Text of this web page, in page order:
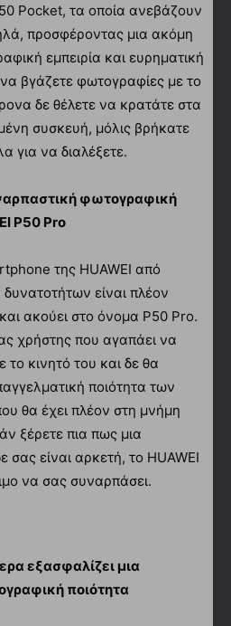
Pocket, τα οποία ανεβάζουν
προσφέροντας μια ακόμη
εμπειρία και ευρηματική
βγάζετε φωτογραφίες με το
δε θέλετε να κρατάτε στα
συσκευή, μόλις βρήκατε
για να διαλέξετε.
φωτογραφική
P50 Pro
της HUAWEI από
είναι πλέον
ακούει στο όνομα P50 Pro.
χρήστης που αγαπάει να
το κινητό του και δε θα
ποιότητα των
θα έχει πλέον στη μνήμη
ξέρετε πια πως μια
σας είναι αρκετή, το HUAWEI
να σας συναρπάσει.
εξασφαλίζει μια
ποιότητα